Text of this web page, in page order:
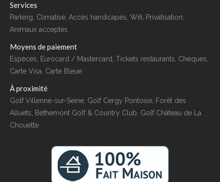
Services
Parking, Climatisé, Accès handicapés, Wifi, Privatisation,
Animaux acceptés
Moyens de paiement
Espèces, Eurocard / Mastercard, Tickets restaurants, Chèques,
Carte Visa, Carte Bleue
À proximité
Golf Villenne-sur-Seine, Golf Cergy Pontoise, Forêt des
Alluets, Bethemont Golf & Country Club, Golf Château de La
Chouette